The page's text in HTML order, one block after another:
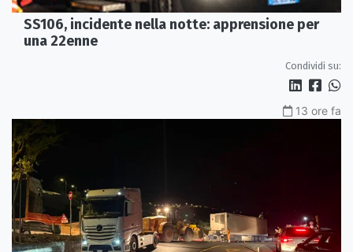
SS106, incidente nella notte: apprensione per
una 22enne
Condividi su:
13 ore fa